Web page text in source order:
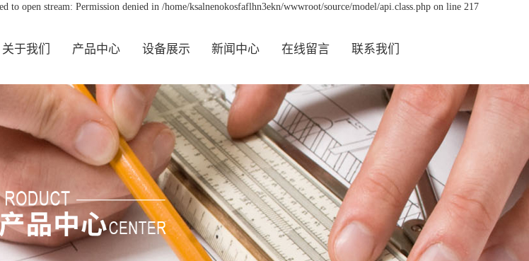
open stream: Permission denied in /home/ksalnenokosfaflhn3ekn/wwwroot/source/model/api.class.php on line 217
关于我们 产品中心 设备展示 新闻中心 在线留言 联系我们